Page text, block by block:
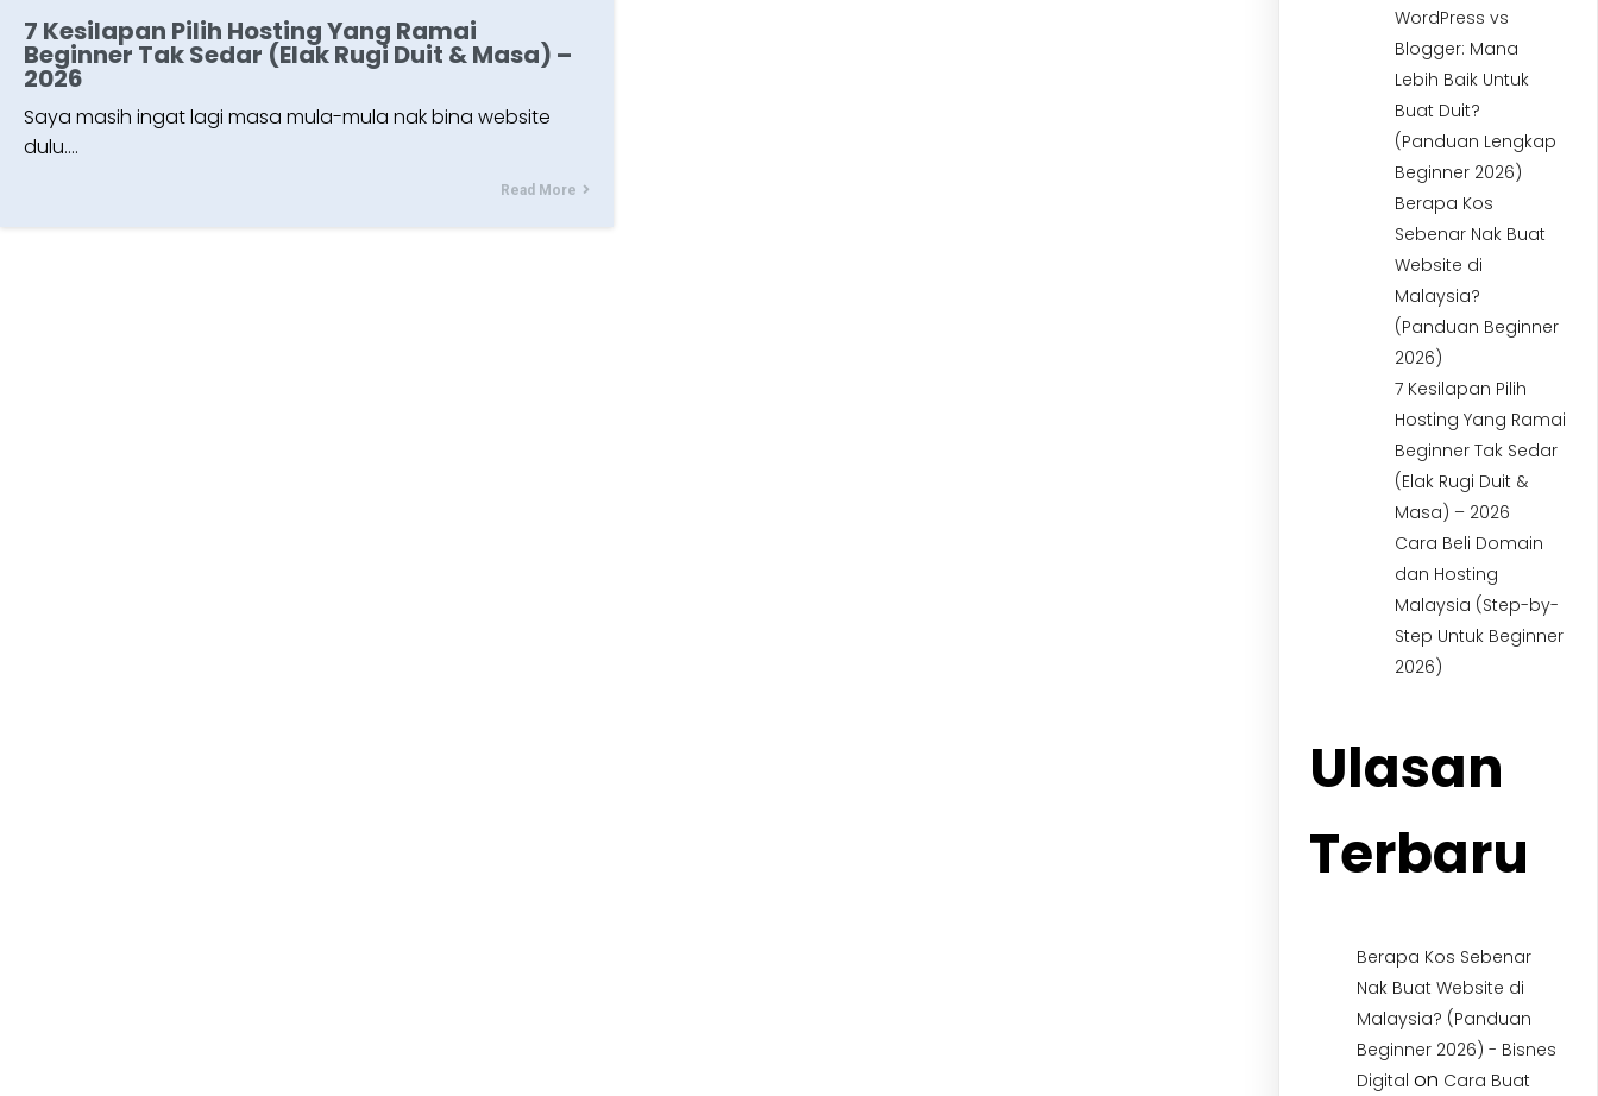
7 Kesilapan Pilih Hosting Yang Ramai
Beginner Tak Sedar (Elak Rugi Duit & Masa) –
2026
Saya masih ingat lagi masa mula-mula nak bina website
dulu.…
Read More
WordPress vs
Blogger: Mana
Lebih Baik Untuk
Buat Duit?
(Panduan Lengkap
Beginner 2026)
Berapa Kos
Sebenar Nak Buat
Website di
Malaysia?
(Panduan Beginner
2026)
7 Kesilapan Pilih
Hosting Yang Ramai
Beginner Tak Sedar
(Elak Rugi Duit &
Masa) – 2026
Cara Beli Domain
dan Hosting
Malaysia (Step-by-
Step Untuk Beginner
2026)
Ulasan
Terbaru
Berapa Kos Sebenar
Nak Buat Website di
Malaysia? (Panduan
Beginner 2026) - Bisnes
Digital on Cara Buat